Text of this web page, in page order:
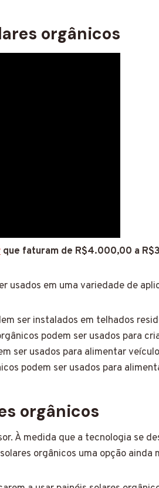
orgânicos
que faturam de R$4.000,00 a
usados em uma variedade de
ser instalados em telhados
podem ser usados para
ser usados para alimentar
podem ser usados para
orgânicos
À medida que a tecnologia se
orgânicos uma opção ainda